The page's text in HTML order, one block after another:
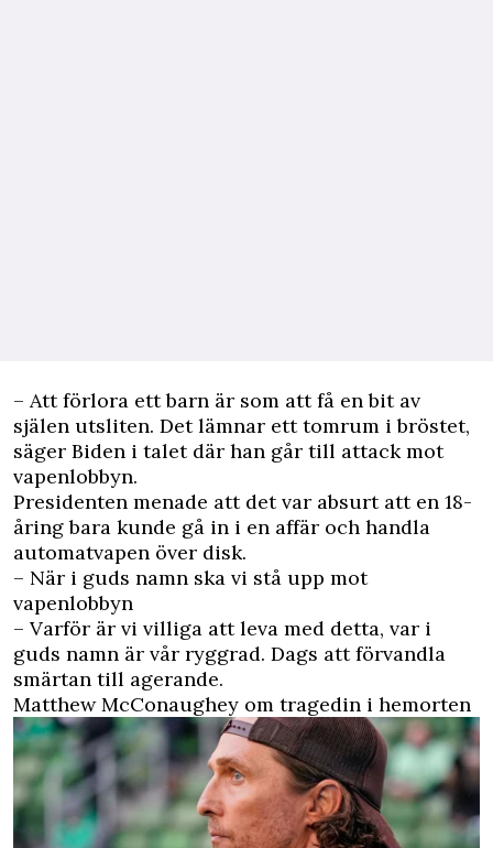
– Att förlora ett barn är som att få en bit av
själen utsliten. Det lämnar ett tomrum i bröstet,
säger Biden i talet där han går till attack mot
vapenlobbyn.
Presidenten menade att det var absurt att en 18-
åring bara kunde gå in i en affär och handla
automatvapen över disk.
– När i guds namn ska vi stå upp mot
vapenlobbyn
– Varför är vi villiga att leva med detta, var i
guds namn är vår ryggrad. Dags att förvandla
smärtan till agerande.
Matthew McConaughey om tragedin i hemorten